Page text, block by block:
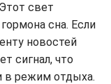
свет
сна. Если
новостей
сигнал, что
в режим отдыха.